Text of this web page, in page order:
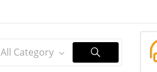
All Category